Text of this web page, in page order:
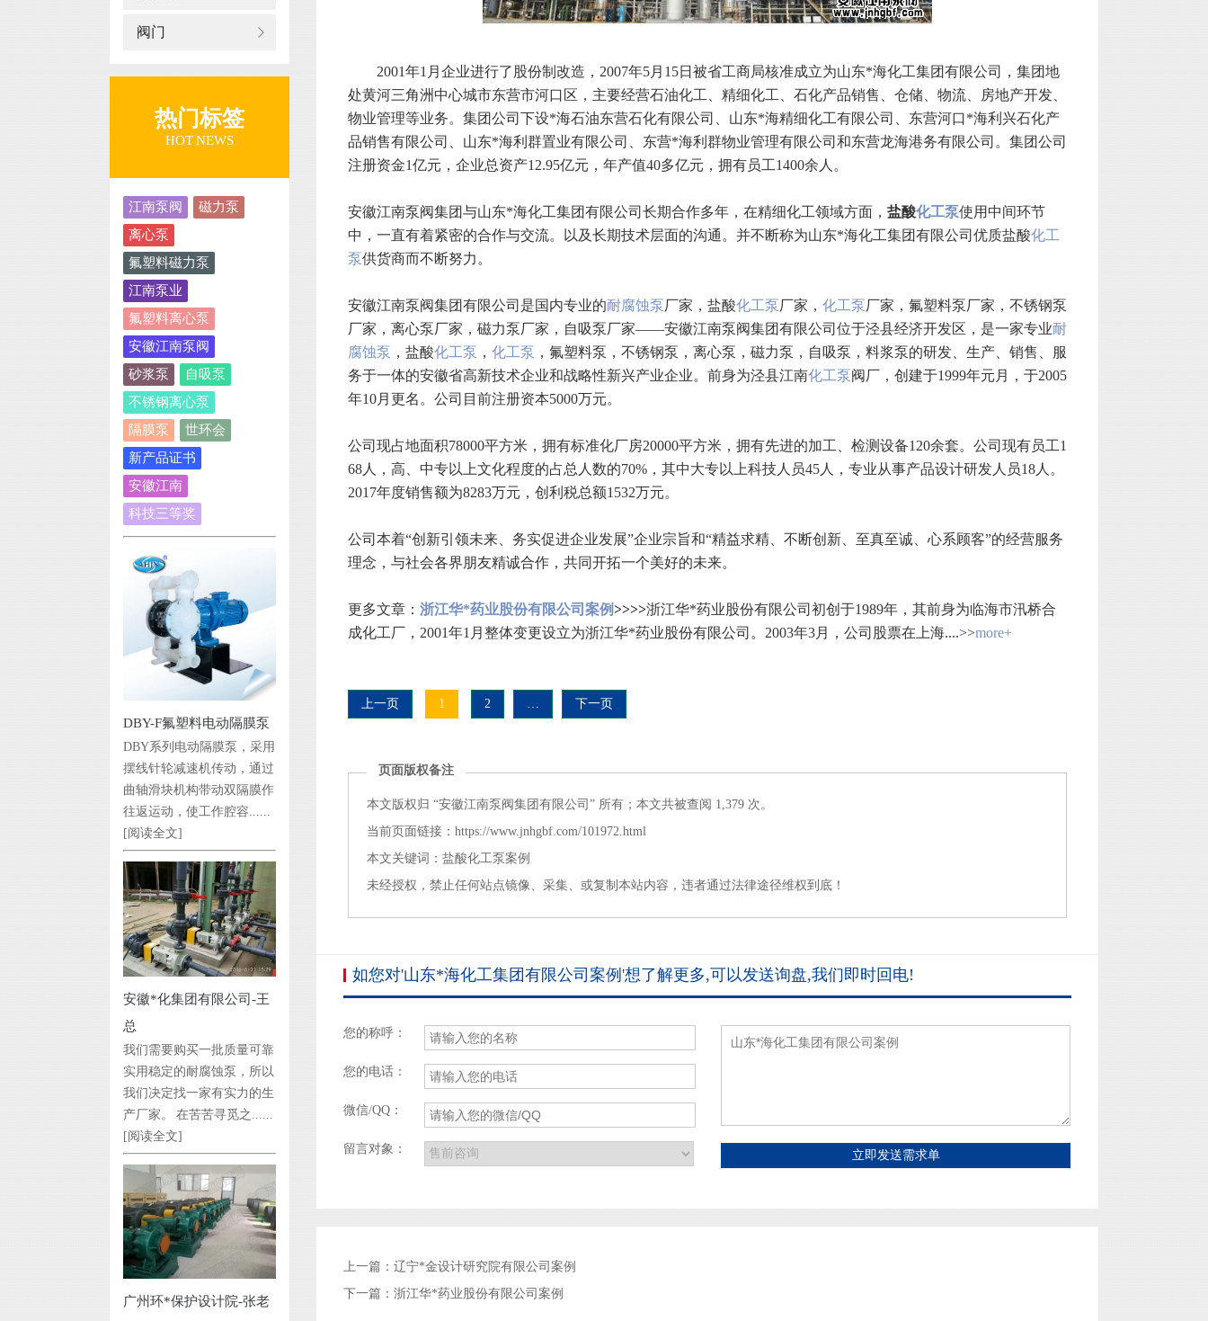
阀门
热门标签
HOT NEWS
江南泵阀
磁力泵
离心泵
氟塑料磁力泵
江南泵业
氟塑料离心泵
安徽江南泵阀
砂浆泵
自吸泵
不锈钢离心泵
隔膜泵
世环会
新产品证书
安徽江南
科技三等奖
DBY-F氟塑料电动隔膜泵
DBY系列电动隔膜泵，采用
摆线针轮减速机传动，通过
曲轴滑块机构带动双隔膜作
往返运动，使工作腔容......
[阅读全文]
安徽*化集团有限公司-王
总
我们需要购买一批质量可靠
实用稳定的耐腐蚀泵，所以
我们决定找一家有实力的生
产厂家。 在苦苦寻觅之......
[阅读全文]
广州环*保护设计院-张老
2001年1月企业进行了股份制改造，2007年5月15日被省工商局核准成立为山东*海化工集团有限公司，集团地
处黄河三角洲中心城市东营市河口区，主要经营石油化工、精细化工、石化产品销售、仓储、物流、房地产开发、
物业管理等业务。集团公司下设*海石油东营石化有限公司、山东*海精细化工有限公司、东营河口*海利兴石化产
品销售有限公司、山东*海利群置业有限公司、东营*海利群物业管理有限公司和东营龙海港务有限公司。集团公司
注册资金1亿元，企业总资产12.95亿元，年产值40多亿元，拥有员工1400余人。
安徽江南泵阀集团与山东*海化工集团有限公司长期合作多年，在精细化工领域方面， 盐酸化工泵使用中间环节
中，一直有着紧密的合作与交流。以及长期技术层面的沟通。并不断称为山东*海化工集团有限公司优质盐酸化工
泵供货商而不断努力。
安徽江南泵阀集团有限公司是国内专业的耐腐蚀泵厂家，盐酸化工泵厂家， 化工泵厂家，氟塑料泵厂家，不锈钢泵
厂家，离心泵厂家，磁力泵厂家，自吸泵厂家——安徽江南泵阀集团有限公司位于泾县经济开发区，是一家专业耐
腐蚀泵 ，盐酸化工泵 ， 化工泵 ，氟塑料泵，不锈钢泵，离心泵，磁力泵，自吸泵，料浆泵的研发、生产、销售、服
务于一体的安徽省高新技术企业和战略性新兴产业企业。前身为泾县江南化工泵阀厂，创建于1999年元月，于2005
年10月更名。公司目前注册资本5000万元。
公司现占地面积78000平方米，拥有标准化厂房20000平方米，拥有先进的加工、检测设备120余套。公司现有员工1
68人，高、中专以上文化程度的占总人数的70%，其中大专以上科技人员45人，专业从事产品设计研发人员18人。
2017年度销售额为8283万元，创利税总额1532万元。
公司本着“创新引领未来、务实促进企业发展”企业宗旨和“精益求精、不断创新、至真至诚、心系顾客”的经营服务
理念，与社会各界朋友精诚合作，共同开拓一个美好的未来。
更多文章： 浙江华*药业股份有限公司案例>>>>浙江华*药业股份有限公司初创于1989年，其前身为临海市汛桥合
成化工厂，2001年1月整体变更设立为浙江华*药业股份有限公司。2003年3月，公司股票在上海....>>more+
上一页 1 2 … 下一页
页面版权备注
本文版权归 “安徽江南泵阀集团有限公司” 所有；本文共被查阅 1,379 次。
当前页面链接：https://www.jnhgbf.com/101972.html
本文关键词： 盐酸化工泵案例
未经授权，禁止任何站点镜像、采集、或复制本站内容，违者通过法律途径维权到底！
如您对'山东*海化工集团有限公司案例'想了解更多,可以发送询盘,我们即时回电!
您的称呼：
您的电话：
微信/QQ：
留言对象： 立即发送需求单
上一篇： 辽宁*金设计研究院有限公司案例
下一篇： 浙江华*药业股份有限公司案例